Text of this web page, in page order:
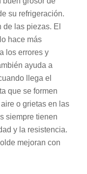
su refrigeración.
las piezas. El
hace más
los errores y
ayuda a
llega el
que se formen
o grietas en las
siempre tienen
y la resistencia.
mejoran con